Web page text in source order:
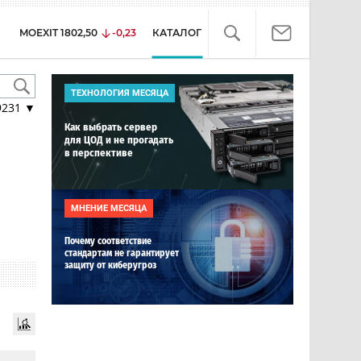
MOEXIT 1802,50 -0,23 КАТАЛОГ
▼
ТЕХНОЛОГИЯ МЕСЯЦА
Как выбрать сервер
для ЦОД и не прогадать
в перспективе
МНЕНИЕ МЕСЯЦА
Почему соответствие
стандартам не гарантирует
защиту от киберугроз